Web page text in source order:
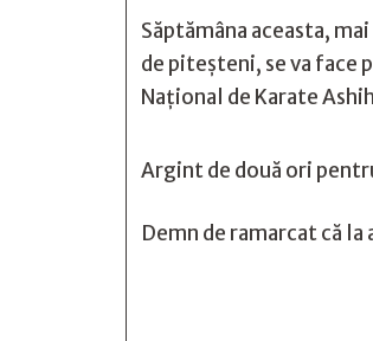
Săptămâna aceasta,
de piteșteni, se va face
Național de Karate
Argint de două ori
Demn de ramarcat că